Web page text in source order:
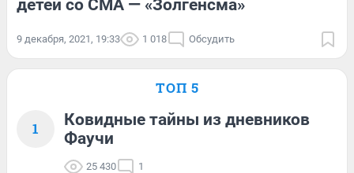
детей со СМА — «Золгенсма»
9 декабря, 2021, 19:33 1 018 Обсудить
ТОП 5
1
Ковидные тайны из дневников
Фаучи
25 430 1